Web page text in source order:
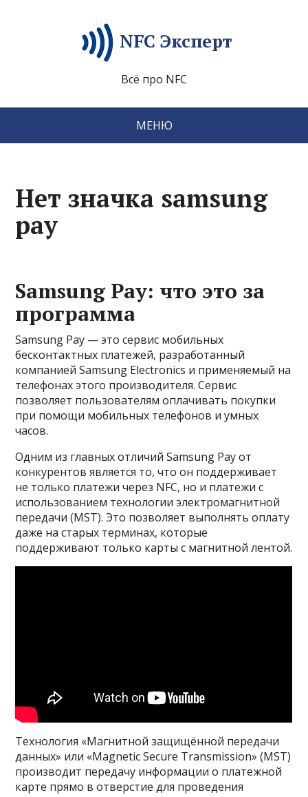
NFC Эксперт
Всё про NFC
МЕНЮ
Нет значка samsung
pay
Samsung Pay: что это за
программа
Samsung Pay — это сервис мобильных
бесконтактных платежей, разработанный
компанией Samsung Electronics и применяемый на
телефонах этого производителя. Сервис
позволяет пользователям оплачивать покупки
при помощи мобильных телефонов и умных
часов.
Одним из главных отличий Samsung Pay от
конкурентов является то, что он поддерживает
не только платежи через NFC, но и платежи с
использованием технологии электромагнитной
передачи (MST). Это позволяет выполнять оплату
даже на старых терминах, которые
поддерживают только карты с магнитной лентой.
Технология «Магнитной защищённой передачи
данных» или «Magnetic Secure Transmission» (MST)
производит передачу информации о платежной
карте прямо в отверстие для проведения